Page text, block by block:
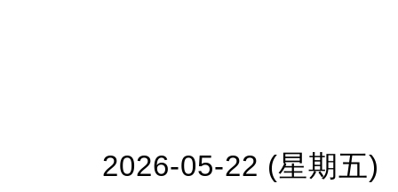
2026-05-22 (星期五)